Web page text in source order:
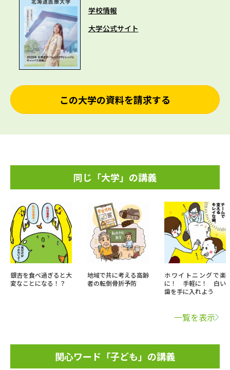
学校情報
大学公式サイト
この大学の資料を請求する
同じ「大学」の講義
銀杏を食べ過ぎると大
変なことになる！？
地域で共に考える高齢
者の転倒骨折予防
ホワイトニングで楽
に！ 手軽に！ 白い
歯を手に入れよう
一覧を表示
関心ワード「子ども」の講義